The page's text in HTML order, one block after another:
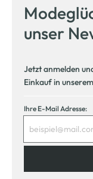
unser
Jetzt anmelden
Einkauf in
Ihre E-Mail Adresse: